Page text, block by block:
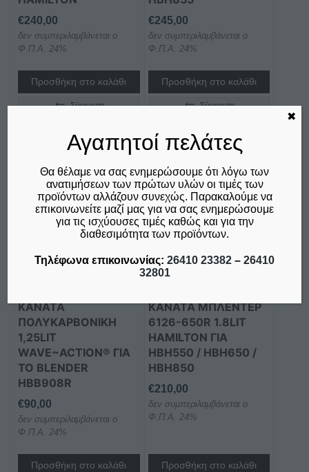
€240,00
δεν συμπεριλαμβάνεται ο
Φ.Π.Α. 24%
Προσθήκη στο καλάθι
Σύγκριση
€245,00
δεν συμπεριλαμβάνεται ο
Φ.Π.Α. 24%
Προσθήκη στο καλάθι
Σύγκριση
ΚANATA
ΠΟΛΥΚΑΡΒΟΝΙΚΗ
1,25LIT
WAVE~ACTION® ΓΙΑ
ΤΟ BLENDER
HBB908R
€90,00
δεν συμπεριλαμβάνεται ο
Φ.Π.Α. 24%
Προσθήκη στο καλάθι
ΚΑΝΆΤΑ ΜΠΛΈΝΤΕΡ
6126-650R 1.8LIT
HAMILTON ΓΙΑ
HBH550 / HBH650 /
HBH850
€210,00
δεν συμπεριλαμβάνεται ο
Φ.Π.Α. 24%
Προσθήκη στο καλάθι
Αγαπητοί πελάτες
Θα θέλαμε να σας ενημερώσουμε ότι λόγω των
ανατιμήσεων των πρώτων υλών οι τιμές των
προϊόντων αλλάζουν συνεχώς. Παρακαλούμε να
επικοινωνείτε μαζί μας για να σας ενημερώσουμε
για τις ισχύουσες τιμές καθώς και για την
διαθεσιμότητα των προϊόντων.
Τηλέφωνα επικοινωνίας: 26410 23382 – 26410
32801
✖